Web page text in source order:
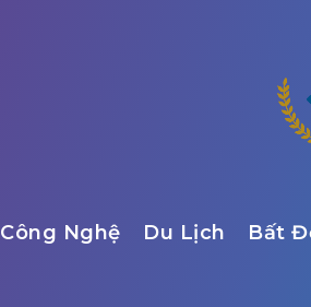
Công Nghệ Du Lịch Bất